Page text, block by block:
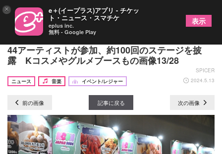
『KCON JAPAN 2024』閉幕レポート 歴代最多の
44アーティストが参加、約100回のステージを披
露 Kコスメやグルメブースもの画像13/28
SPICER
ニュース
音楽 イベント/レジャー 2024.5.13
前の画像 記事に戻る 次の画像
× e＋(イープラス)アプリ - チケッ
ト・ニュース・スマチケ
eplus inc.
無料 - Google Play
表示